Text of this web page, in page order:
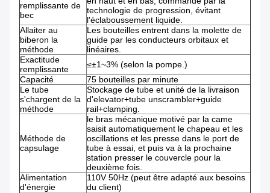
remplissante de
bec
technologie de progression, évitant
l'éclaboussement liquide.
Allaiter au
biberon la
méthode
Les bouteilles entrent dans la molette de
guide par les conducteurs orbitaux et
linéaires.
Exactitude
remplissante
≤±1~3% (selon la pompe.)
Capacité
75 bouteilles par minute
Le tube
s'chargent de la
méthode
Stockage de tube et unité de la livraison
d'elevator+tube unscrambler+guide
rail+clamping.
Méthode de
capsulage
le bras mécanique motivé par la came
saisit automatiquement le chapeau et les
oscillations et les presse dans le port de
tube à essai, et puis va à la prochaine
station presser le couvercle pour la
deuxième fois.
Alimentation
d'énergie
110V 50Hz (peut être adapté aux besoins
du client)